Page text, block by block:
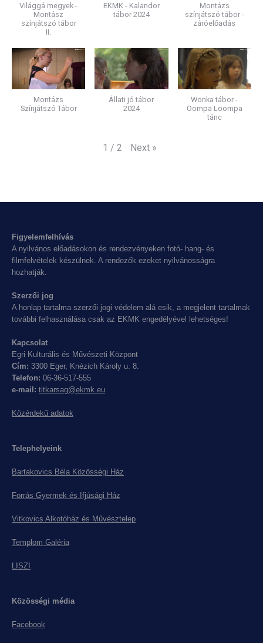
Világgá megyek -
Montász
színjátszó tábor
II.
EKMK - Kalandor
tábor 2024
Montázs
színjátszó tábor -
záróelőadás
Montázs
Színjátszó Tábor
Állati jó tábor
2024
Wonka tábor -
Oompa Loompa
tánc
1 / 2 Next »
Figyelemfelhívás
A nyilvános előadásokon és rendezvényeken fotó- hang- és
filmfelvételek készülnek. A rendezők ezeket nyilvánosságra
hozhatják.
Szerzői jog
A honlap tartalma szerzői jogi védelem alá esik, a megjelent tartalmak
további felhasználása csak az EKMK engedélyével lehetséges!
Kapcsolat
Egri Kulturális és Művészeti Központ
Cím: 3300 Eger, Knézich Károly u. 8.
Telefon: 06-36-517-555
e-mail: titkarsag@ekmk.eu
Közérdekű adatok
Telephelyeink
Bartakovics Béla Közösségi Ház
Forrás Gyermek és Ifjúsági Ház
Vitkovics Alkotóház és Művésztelep
Templom Galéria
LISZI
Közösségi média
Facebook